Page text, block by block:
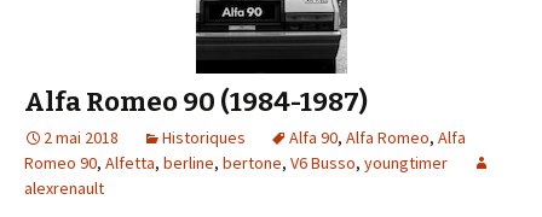
Alfa Romeo 90 (1984-1987)
2 mai 2018 Historiques Alfa 90, Alfa Romeo, Alfa
Romeo 90, Alfetta, berline, bertone, V6 Busso, youngtimer
alexrenault